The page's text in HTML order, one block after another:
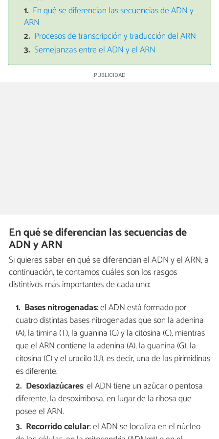
En qué se diferencian las secuencias de ADN y
ARN
Procesos de transcripción y traducción del ARN
Semejanzas entre el ADN y el ARN
En qué se diferencian las secuencias de
ADN y ARN
Si quieres saber en qué se diferencian el ADN y el ARN, a
continuación, te contamos cuáles son los rasgos
distintivos más importantes de cada uno:
Bases nitrogenadas: el ADN está formado por
cuatro distintas bases nitrogenadas que son la adenina
(A), la timina (T), la guanina (G) y la citosina (C), mientras
que el ARN contiene la adenina (A), la guanina (G), la
citosina (C) y el uracilo (U), es decir, una de las pirimidinas
es diferente.
Desoxiazúcares: el ADN tiene un azúcar o pentosa
diferente, la desoxirribosa, en lugar de la ribosa que
posee el ARN.
Recorrido celular: el ADN se localiza en el núcleo